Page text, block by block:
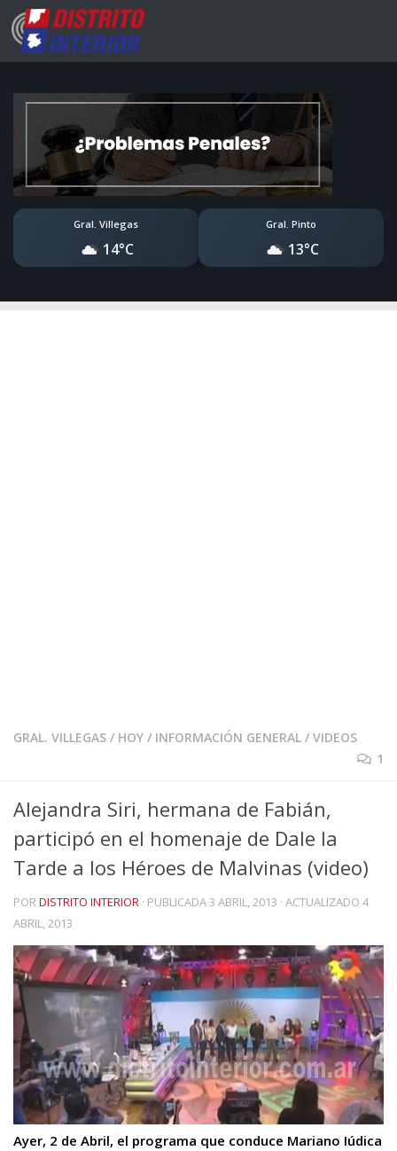
Gral. Villegas
14°C
Gral. Pinto
13°C
GRAL. VILLEGAS / HOY / INFORMACIÓN GENERAL / VIDEOS
1
Alejandra Siri, hermana de Fabián,
participó en el homenaje de Dale la
Tarde a los Héroes de Malvinas (video)
PORDISTRITO INTERIOR · PUBLICADA3 ABRIL, 2013 · ACTUALIZADO 4
ABRIL, 2013
Ayer, 2 de Abril, el programa que conduce Mariano Iúdica